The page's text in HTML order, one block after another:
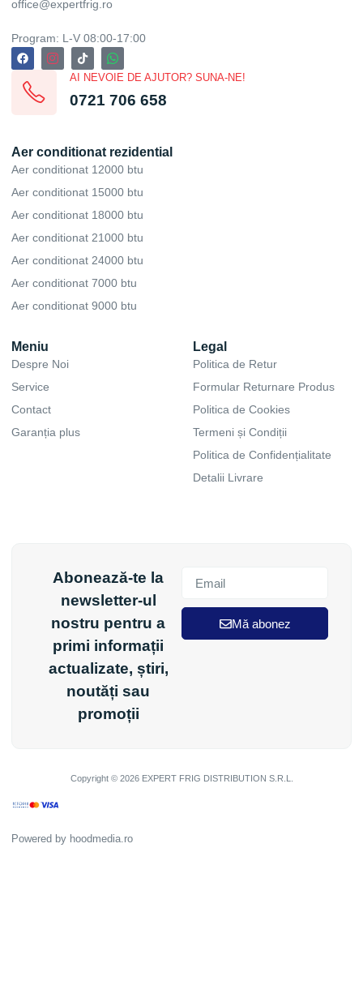
office@expertfrig.ro
Program: L-V 08:00-17:00
AI NEVOIE DE AJUTOR? SUNA-NE!
0721 706 658
Aer conditionat rezidential
Aer conditionat 12000 btu
Aer conditionat 15000 btu
Aer conditionat 18000 btu
Aer conditionat 21000 btu
Aer conditionat 24000 btu
Aer conditionat 7000 btu
Aer conditionat 9000 btu
Meniu
Despre Noi
Service
Contact
Garanția plus
Legal
Politica de Retur
Formular Returnare Produs
Politica de Cookies
Termeni și Condiții
Politica de Confidențialitate
Detalii Livrare
Abonează-te la
newsletter-ul
nostru pentru a
primi informații
actualizate, știri,
noutăți sau
promoții
Mă abonez
Copyright © 2026 EXPERT FRIG DISTRIBUTION S.R.L.
Powered by hoodmedia.ro